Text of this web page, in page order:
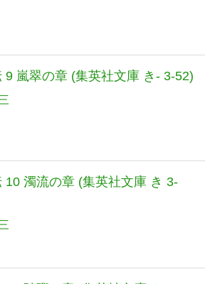
9 嵐翠の章 (集英社文庫 き- 3-52)
10 濁流の章 (集英社文庫 き 3-